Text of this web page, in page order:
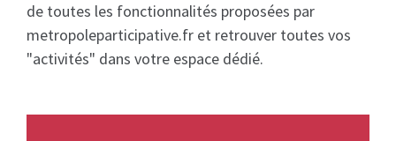
de toutes les fonctionnalités proposées par
metropoleparticipative.fr et retrouver toutes vos
"activités" dans votre espace dédié.